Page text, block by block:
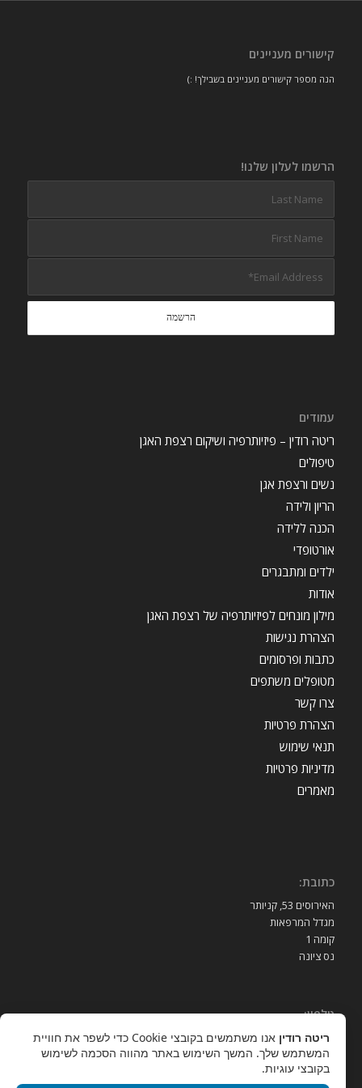
קישורים מעניינים
הנה מספר קישורים מעניינים בשבילך! :)
הרשמו לעלון שלנו!
עמודים
ריטה רודין – פיזיותרפיה ושיקום רצפת האגן
טיפולים
נשים ורצפת אגן
הריון ולידה
הכנה ללידה
אורטופדי
ילדים ומתבגרים
אודות
מילון מונחים לפיזיותרפיה של רצפת האגן
הצהרת נגישות
כתבות ופרסומים
מטופלים משתפים
צרו קשר
הצהרת פרטיות
תנאי שימוש
מדיניות פרטיות
מאמרים
כתובת:
האירוסים 53, קניותר
מגדל המרפאות
קומה 1
נס ציונה
טלפון:
052-3939989
ריטה רודין
אנו משתמשים בקובצי Cookie כדי לשפר את חוויית
המשתמש שלך. המשך השימוש באתר מהווה הסכמה לשימוש
בקובצי עוגיות.